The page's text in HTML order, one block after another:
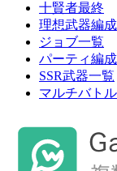
十賢者最終
理想武器編成
ジョブ一覧
パーティ編
SSR武器一覧
マルチバトル